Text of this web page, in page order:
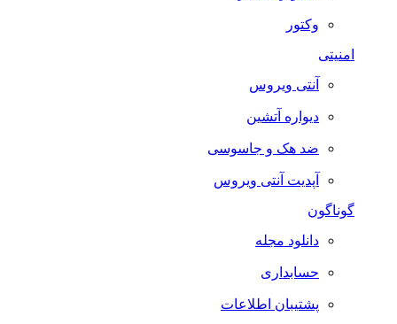
وکتور
امنیتی
آنتی ویروس
دیواره آتشین
ضد هک و جاسوسی
آپدیت آنتی ویروس
گوناگون
دانلود مجله
حسابداری
پشتیبان اطلاعات